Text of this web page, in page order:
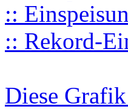
::
:: Rekord-
Diese